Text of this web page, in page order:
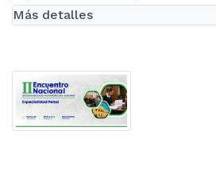
Más detalles